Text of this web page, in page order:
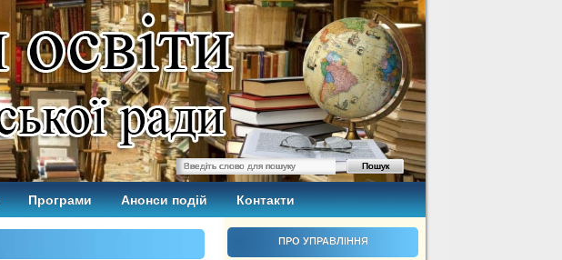
Програми Анонси подій Контакти
ПРО УПРАВЛІННЯ